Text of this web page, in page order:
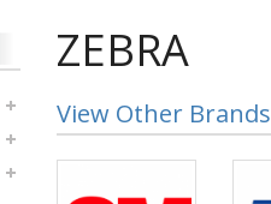
ZEBRA
View Other Brands